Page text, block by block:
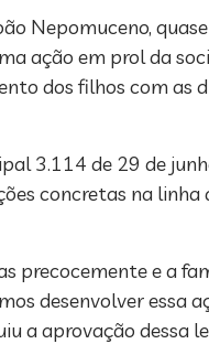
Nepomuceno,
ação em prol da
dos filhos com as
3.114 de 29 de
concretas na
precocemente e a
desenvolver essa
a aprovação dessa